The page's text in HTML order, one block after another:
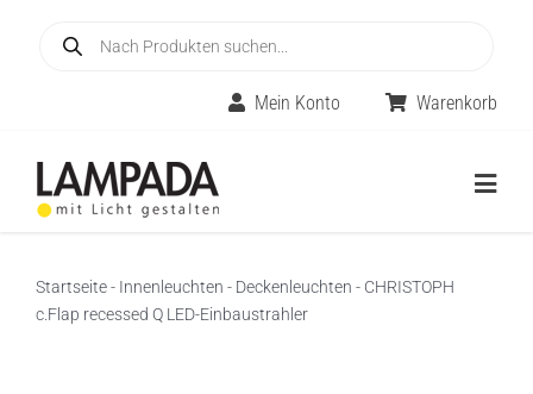
search
Mein Konto Warenkorb
Online-Shop
Startseite- Innenleuchten - Deckenleuchten - CHRISTOPH
c.Flap recessed Q LED-Einbaustrahler